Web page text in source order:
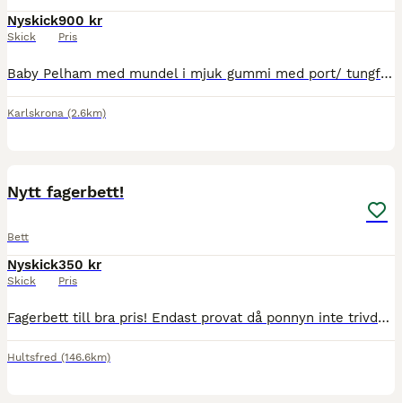
Nyskick
Skick
900 kr
Pris
Baby Pelham med mundel i mjuk gummi med port/ tungfrihet, strl 13. Mycket fint skick! Nypris 1900kr
Karlskrona (2.6km)
Nytt fagerbett!
Bett
Nyskick
Skick
350 kr
Pris
Fagerbett till bra pris! Endast provat då ponnyn inte trivdes med det. Kan skickas mot fraktkostnad eller mötas upp runt Hultsfred! Orginalpris: 1700, mitt pris: 350
Hultsfred (146.6km)